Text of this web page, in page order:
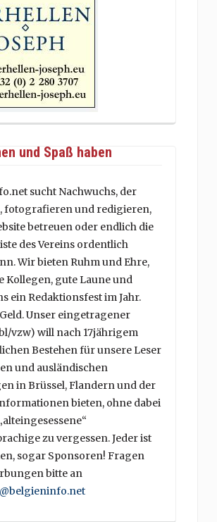
und Spaß haben
sucht Nachwuchs, der
fotografieren und redigieren,
betreuen oder endlich die
des Vereins ordentlich
Wir bieten Ruhm und Ehre,
Kollegen, gute Laune und
ein Redaktionsfest im Jahr.
Unser eingetragener
vzw) will nach 17jährigem
Bestehen für unsere Leser
und ausländischen
in Brüssel, Flandern und der
bieten, ohne dabei
zu vergessen. Jeder ist
sogar Sponsoren! Fragen
bitte an